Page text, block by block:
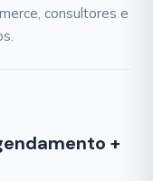
consultores e
+